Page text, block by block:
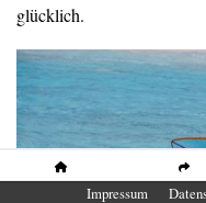
SHARE
glücklich.
Impressum